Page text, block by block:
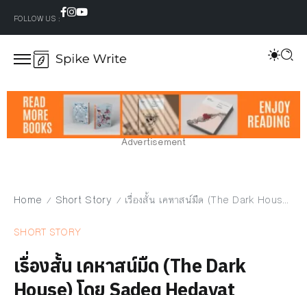
FOLLOW US :
Advertisement
Home / Short Story / เรื่องสั้น เคหาสน์มืด (The Dark House) โดย Sadeq Hedayat
SHORT STORY
เรื่องสั้น เคหาสน์มืด (The Dark
House) โดย Sadeq Hedayat